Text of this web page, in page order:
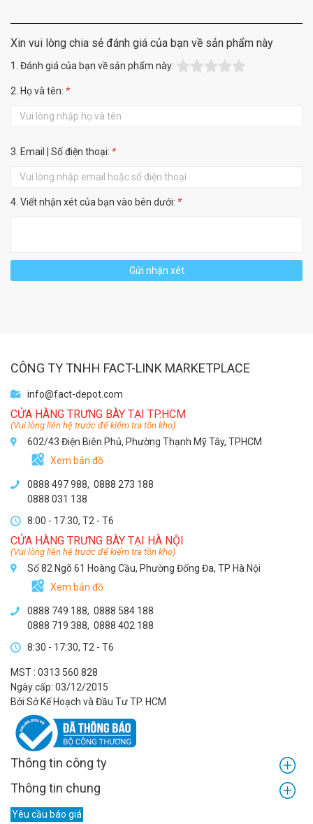
Xin vui lòng chia sẻ đánh giá của bạn về sản phẩm này
1. Đánh giá của bạn về sản phẩm này:
2. Họ và tên: *
3. Email | Số điện thoại: *
4. Viết nhận xét của bạn vào bên dưới: *
Gửi nhận xét
CÔNG TY TNHH FACT-LINK MARKETPLACE
info@fact-depot.com
CỬA HÀNG TRƯNG BÀY TẠI TP.HCM
(Vui lòng liên hệ trước để kiểm tra tồn kho)
602/43 Điện Biên Phủ, Phường Thạnh Mỹ Tây, TPHCM
Xem bản đồ
0888 497 988, 0888 273 188
0888 031 138
8:00 - 17:30, T2 - T6
CỬA HÀNG TRƯNG BÀY TẠI HÀ NỘI
(Vui lòng liên hệ trước để kiểm tra tồn kho)
Số 82 Ngõ 61 Hoàng Cầu, Phường Đống Đa, TP Hà Nội
Xem bản đồ
0888 749 188, 0888 584 188
0888 719 388, 0888 402 188
8:30 - 17:30, T2 - T6
MST : 0313 560 828
Ngày cấp: 03/12/2015
Bởi Sở Kế Hoạch và Đầu Tư TP. HCM
Thông tin công ty
Thông tin chung
Yêu cầu báo giá